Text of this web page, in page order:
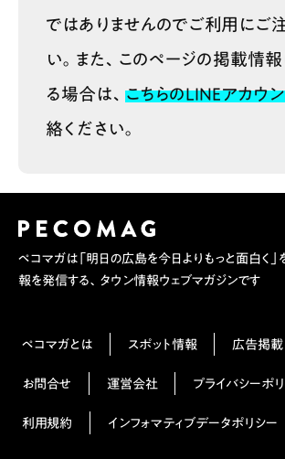
ではありませんのでご利用にご
い。また、このページの掲載情
る場合は、 こちらのLINEアカウン
絡ください。
ペコマガは「明日の広島を今日よりもっと面白く
報を発信する、タウン情報ウェブマガジンです
ペコマガとは スポット情報 広告掲載
お問合せ 運営会社 プライバシーポ
利用規約 インフォマティブデータポリシー